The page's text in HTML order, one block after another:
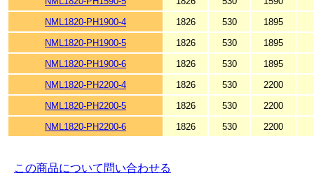
NML1820-PH1900-4
1826 530
1895
NML1820-PH1900-5
1826 530
1895
NML1820-PH1900-6
1826 530
1895
NML1820-PH2200-4
1826 530
2200
NML1820-PH2200-5
1826 530
2200
NML1820-PH2200-6
1826 530 2200
この商品について問い合わせる